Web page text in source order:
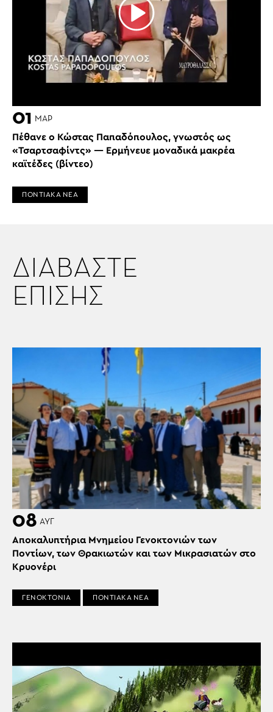
01 ΜΑΡ
Πέθανε ο Κώστας Παπαδόπουλος, γνωστός ως
«Τσαρτσαφίντς» — Ερμήνευε μοναδικά μακρέα
καϊτέδες (βίντεο)
ΠΟΝΤΙΑΚΑ ΝΕΑ
ΔΙΑΒΑΣΤΕ
ΕΠΙΣΗΣ
08 ΑΥΓ
Αποκαλυπτήρια Μνημείου Γενοκτονιών των
Ποντίων, των Θρακιωτών και των Μικρασιατών στο
Κρυονέρι
ΓΕΝΟΚΤΟΝΙΑ ΠΟΝΤΙΑΚΑ ΝΕΑ